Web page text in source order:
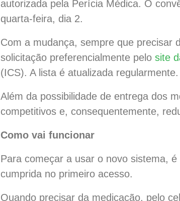
autorizada pela Perícia Médica. O
quarta-feira, dia 2.
Com a mudança, sempre que precisar
solicitação preferencialmente pelo site
(ICS). A lista é atualizada regularmente.
Além da possibilidade de entrega dos
competitivos e, consequentemente,
Como vai funcionar
Para começar a usar o novo sistema,
cumprida no primeiro acesso.
Quando precisar da medicação, pelo